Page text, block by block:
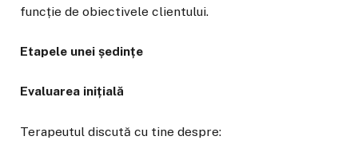
funcție de obiectivele clientului.
Etapele unei ședințe
Evaluarea inițială
Terapeutul discută cu tine despre: